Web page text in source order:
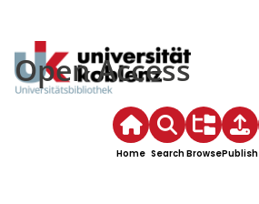
Open Access
Home SearchBrowsePublish